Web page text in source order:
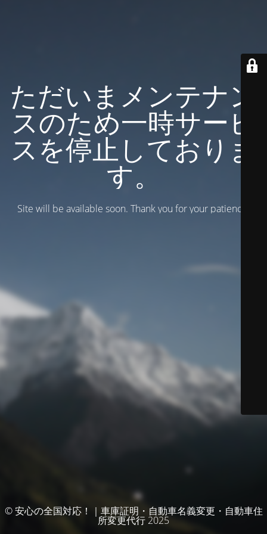
ただいまメンテナン
スのため一時サービ
スを停止しておりま
す。
Site will be available soon. Thank you for your patience!
© 安心の全国対応！｜車庫証明・自動車名義変更・自動車住
所変更代行 2025